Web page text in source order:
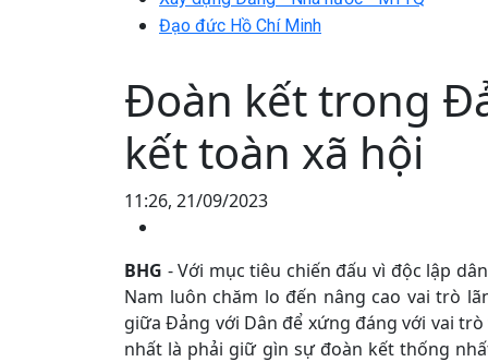
Đạo đức Hồ Chí Minh
Đoàn kết trong
kết toàn xã hội
11:26, 21/09/2023
BHG - Với mục tiêu chiến đấu vì độc lập
Nam luôn chăm lo đến nâng cao vai trò
giữa Đảng với Dân để xứng đáng với vai
nhất là phải giữ gìn sự đoàn kết thống